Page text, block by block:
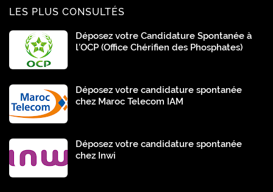
LES PLUS CONSULTÉS
Déposez votre Candidature Spontanée à
l’OCP (Office Chérifien des Phosphates)
Déposez votre candidature spontanée
chez Maroc Telecom IAM
Déposez votre candidature spontanée
chez Inwi